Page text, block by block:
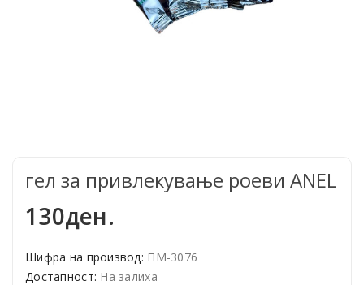
гел за привлекување роеви ANEL
130ден.
Шифра на производ: ПМ-3076
Достапност: На залиха